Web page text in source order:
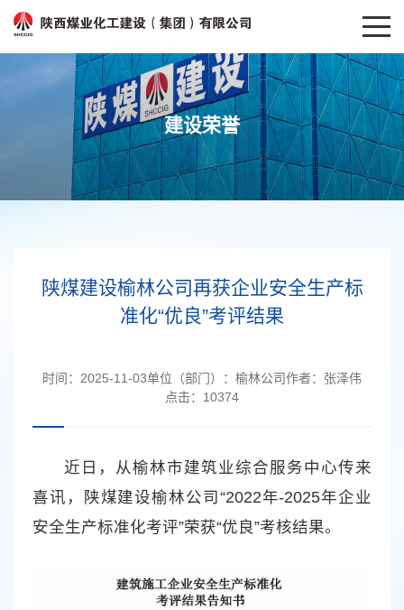
建设荣誉
陕煤建设榆林公司再获企业安全生产标
准化“优良”考评结果
时间： 2025-11-03单位（部门）： 榆林公司作者： 张泽伟
点击： 10374
近日，从榆林市建筑业综合服务中心传来
喜讯，陕煤建设榆林公司“2022年-2025年企业
安全生产标准化考评”荣获“优良”考核结果。